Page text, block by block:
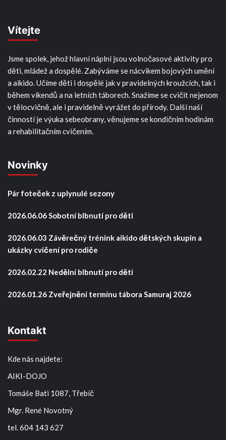
Vítejte
Jsme spolek, jehož hlavní náplní jsou volnočasové aktivity pro
děti, mládež a dospělé. Zabýváme se nácvikem bojových umění
a aikido. Učíme děti i dospělé jak v pravidelných kroužcích, tak i
během víkendů a na letních táborech. Snažíme se cvičit nejenom
v tělocvičně, ale i pravidelně vyrážet do přírody. Další naší
činností je výuka sebeobrany, věnujeme se kondičním hodinám
a rehabilitačním cvičením.
Novinky
Pár foteček z uplynulé sezony
2026.06.06 Sobotní blbnutí pro děti
2026.06.03 Závěrečný trénink aikido dětských skupin a
ukázky cvičení pro rodiče
2026.02.22 Nedělní blbnutí pro děti
2026.01.26 Zveřejnění termínu tábora Samuraj 2026
Kontakt
Kde nás najdete:
AIKI-DOJO
Tomáše Bati 1087, Třebíč
Mgr. René Novotný
tel. 604 143 627